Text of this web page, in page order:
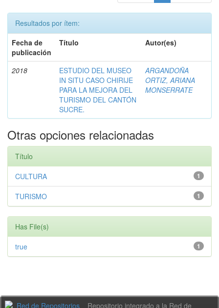
Resultados por ítem:
Fecha de
publicación
Título Autor(es)
2018
ESTUDIO DEL MUSEO
IN SITU CASO CHIRIJE
PARA LA MEJORA DEL
TURISMO DEL CANTÓN
SUCRE.
ARGANDOÑA
ORTIZ, ARIANA
MONSERRATE
Otras opciones relacionadas
Título
1
CULTURA
1
TURISMO
Has File(s)
1
true
Repositorio integrado a la Red de